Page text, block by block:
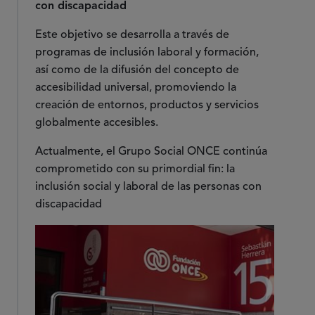
con discapacidad
Este objetivo se desarrolla a través de
programas de inclusión laboral y formación,
así como de la difusión del concepto de
accesibilidad universal, promoviendo la
creación de entornos, productos y servicios
globalmente accesibles.
Actualmente, el Grupo Social ONCE continúa
comprometido con su primordial fin: la
inclusión social y laboral de las personas con
discapacidad